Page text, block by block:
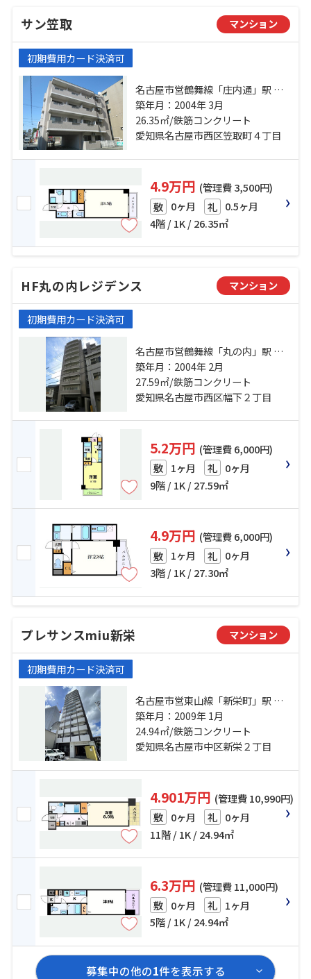
サン笠取 マンション
初期費用カード決済可
名古屋市営鶴舞線「庄内通」駅 徒
歩11分 名古屋市営鶴舞線「浄心」
駅 徒歩20分 名古屋市営鶴舞線「庄
内緑地公園」駅 徒歩26分
築年月：2004年 3月
26.35㎡/鉄筋コンクリート
愛知県名古屋市西区笠取町４丁目
4.9万円 (管理費 3,500円)
敷 0ヶ月 礼 0.5ヶ月
4階 / 1K / 26.35㎡
HF丸の内レジデンス マンション
初期費用カード決済可
名古屋市営鶴舞線「丸の内」駅 徒
歩9分 名古屋市営桜通線「国際セン
ター」駅 徒歩10分 名古屋市営東山
線「名古屋」駅 徒歩15分
築年月：2004年 2月
27.59㎡/鉄筋コンクリート
愛知県名古屋市西区幅下２丁目
5.2万円 (管理費 6,000円)
敷 1ヶ月 礼 0ヶ月
9階 / 1K / 27.59㎡
4.9万円 (管理費 6,000円)
敷 1ヶ月 礼 0ヶ月
3階 / 1K / 27.30㎡
プレサンスmiu新栄 マンション
初期費用カード決済可
名古屋市営東山線「新栄町」駅 徒
歩8分 名古屋市営桜通線「高岳」
駅 徒歩13分 名古屋市営鶴舞線「鶴
舞」駅 徒歩15分
築年月：2009年 1月
24.94㎡/鉄筋コンクリート
愛知県名古屋市中区新栄２丁目
4.901万円 (管理費 10,990円)
敷 0ヶ月 礼 0ヶ月
11階 / 1K / 24.94㎡
6.3万円 (管理費 11,000円)
敷 0ヶ月 礼 1ヶ月
5階 / 1K / 24.94㎡
募集中の他の1件を表示する